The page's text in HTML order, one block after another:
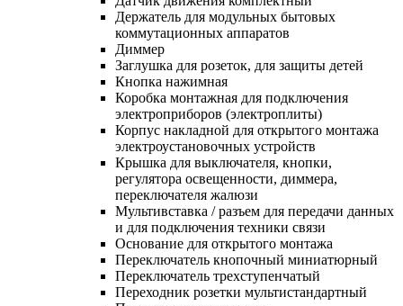
Держатель для модульных бытовых
коммутационных аппаратов
Диммер
Заглушка для розеток, для защиты детей
Кнопка нажимная
Коробка монтажная для подключения
электроприборов (электроплиты)
Корпус накладной для открытого монтажа
электроустановочных устройств
Крышка для выключателя, кнопки,
регулятора освещенности, диммера,
переключателя жалюзи
Мультивставка / разъем для передачи данных
и для подключения техники связи
Основание для открытого монтажа
Переключатель кнопочный миниатюрный
Переключатель трехступенчатый
Переходник розетки мультистандартный